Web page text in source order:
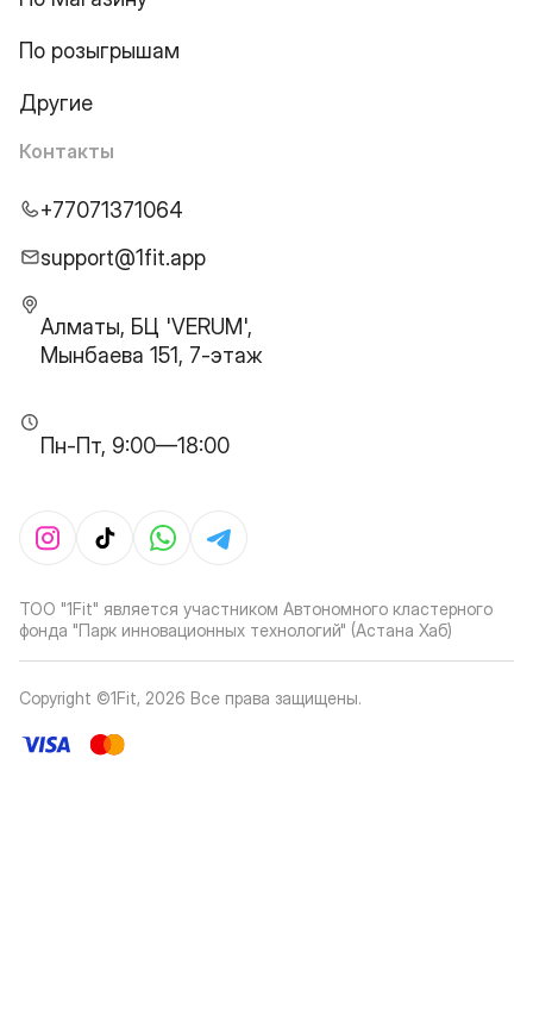
По розыгрышам
Другие
Контакты
+77071371064
support@1fit.app
Алматы, БЦ 'VERUM',
Мынбаева 151, 7-этаж
Пн-Пт, 9:00—18:00
ТОО "1Fit" является участником Автономного кластерного
фонда "Парк инновационных технологий" (Астана Хаб)
Copyright ©1Fit, 2026 Все права защищены.